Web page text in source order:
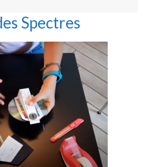
Spectres